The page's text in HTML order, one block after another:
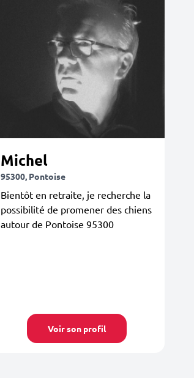
Michel
95300, Pontoise
Bientôt en retraite, je recherche la
possibilité de promener des chiens
autour de Pontoise 95300
Voir son profil